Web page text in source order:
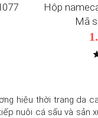
Hộp
Mã
hiệu thời trang da
nuôi cá sấu và sản